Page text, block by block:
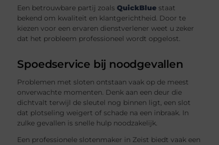
Een betrouwbare partij zoalsQuickBlue staat
bekend om kwaliteit en klantgerichtheid. Door te
kiezen voor een ervaren dienstverlener weet u zeker
dat het probleem professioneel wordt opgelost.
Spoedservice bij noodgevallen
Problemen met sloten ontstaan vaak op de meest
onverwachte momenten. Denk aan een deur die
dichtvalt terwijl de sleutel nog binnen ligt, een slot
dat plotseling weigert of schade na een inbraak. In
zulke gevallen is snelle hulp noodzakelijk.
Een professionele slotenmaker in Zeist biedt vaak een